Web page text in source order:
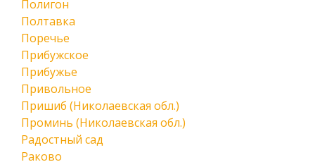
Полигон
Полтавка
Поречье
Прибужское
Прибужье
Привольное
Пришиб (Николаевская обл.)
Проминь (Николаевская обл.)
Радостный сад
Раково